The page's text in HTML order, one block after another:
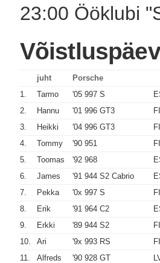
23:00 Ööklubi
juht Porsche
1.
Tarmo '05 997 S
2.
Hannu '01 996 GT3
3.
Heikki '04 996 GT3
4.
Tommy '90 951
5.
Toomas '92 968
6.
James '91 944 S2 Cabrio
7.
Pekka '0x 997 S
8.
Erik '91 964 C2
9.
Erkki '89 944 S2
10.
Ari '9x 993 RS
11.
Alfreds '90 928 GT